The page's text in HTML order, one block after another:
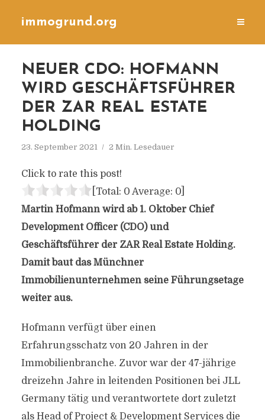
immogrund.org
NEUER CDO: HOFMANN
WIRD GESCHÄFTSFÜHRER
DER ZAR REAL ESTATE
HOLDING
23. September 2021 2 Min. Lesedauer
Click to rate this post!
[Total: 0 Average: 0]
Martin Hofmann wird ab 1. Oktober Chief
Development Officer (CDO) und
Geschäftsführer der ZAR Real Estate Holding.
Damit baut das Münchner
Immobilienunternehmen seine Führungsetage
weiter aus.
Hofmann verfügt über einen
Erfahrungsschatz von 20 Jahren in der
Immobilienbranche. Zuvor war der 47-jährige
dreizehn Jahre in leitenden Positionen bei JLL
Germany tätig und verantwortete dort zuletzt
als Head of Project & Development Services die